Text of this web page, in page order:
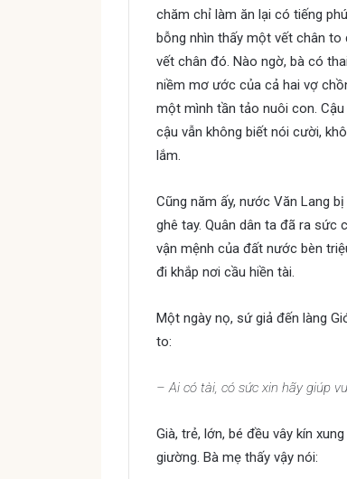
chăm chỉ làm ăn lại có tiếng
bỗng nhìn thấy một vết chân to
vết chân đó. Nào ngờ, bà có
niềm mơ ước của cả hai vợ
một mình tần tảo nuôi con.
cậu vẫn không biết nói cười,
lắm.
Cũng năm ấy, nước Văn Lang
ghê tay. Quân dân ta đã ra sức
vận mệnh của đất nước bèn
đi khắp nơi cầu hiền tài.
Một ngày nọ, sứ giả đến làng
to:
– Ai có tài, có sức xin hãy giúp
Già, trẻ, lớn, bé đều vây kín
giường. Bà mẹ thấy vậy nói: